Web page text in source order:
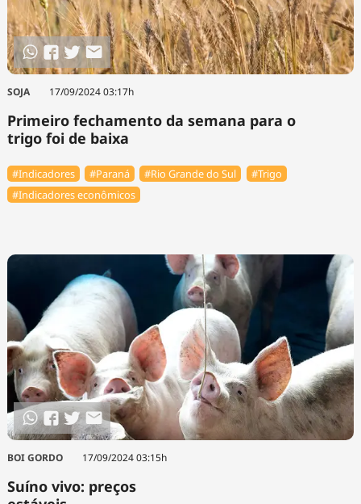
SOJA 17/09/2024 03:17h
Primeiro fechamento da semana para o
trigo foi de baixa
#Indicadores #Paraná #Rio Grande do Sul
#Trigo
#Indicadores econômicos
BOI GORDO 17/09/2024 03:15h
Suíno vivo: preços